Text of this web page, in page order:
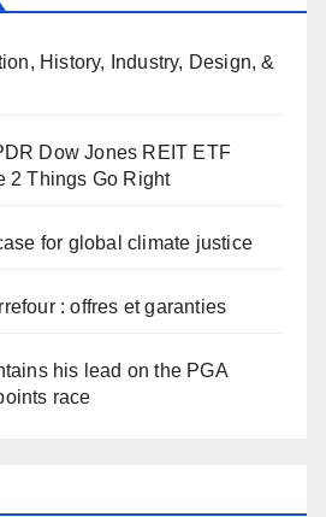
History, Industry, Design, &
Dow Jones REIT ETF
2 Things Go Right
for global climate justice
: offres et garanties
his lead on the PGA
race